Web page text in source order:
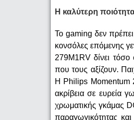
Η καλύτερη
Το gaming δεν πρέπει
κονσόλες επόμενης
279M1RV δίνει
που τους αξίζουν.
Η Philips Momentum
ακρίβεια σε ευρεία
χρωματικής γκάμας
παραγωγικότητας και